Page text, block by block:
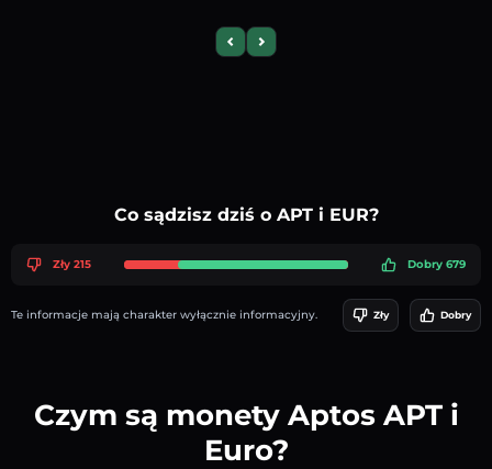
Previous slide
Next slide
Co sądzisz dziś o APT i EUR?
Zły 215 Dobry 679
Te informacje mają charakter wyłącznie informacyjny. Zły Dobry
Czym są monety Aptos APT i
Euro?